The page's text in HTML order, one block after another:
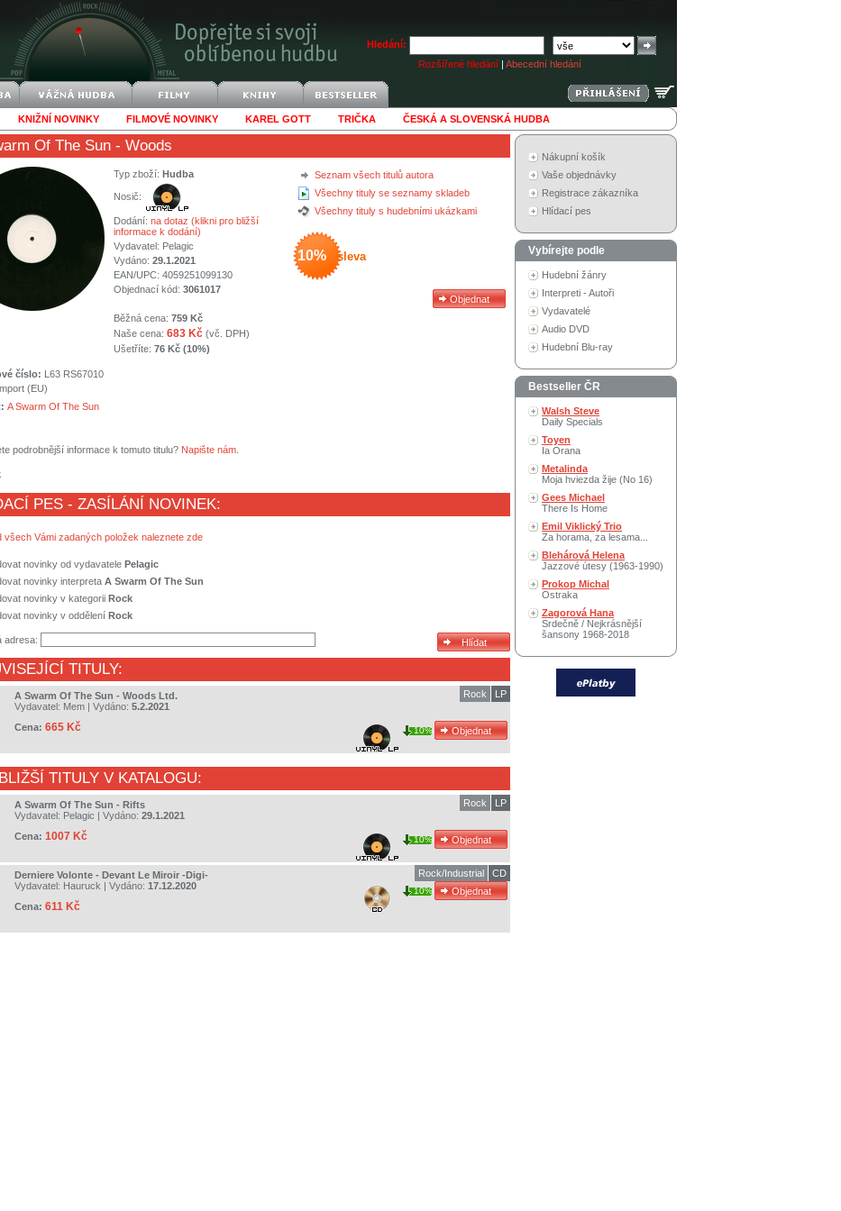
Hledání:
Rozšířené hledání | Abecední hledání
KNIŽNÍ NOVINKY FILMOVÉ NOVINKY KAREL GOTT TRIČKA ČESKÁ A SLOVENSKÁ HUDBA
Of The Sun - Woods
Seznam všech titulů autora
Všechny tituly se seznamy skladeb
Všechny tituly s hudebními ukázkami
10% sleva
Typ zboží: Hudba
Nosič:
Dodání: na dotaz (klikni pro bližší
informace k dodání)
Vydavatel: Pelagic
Vydáno: 29.1.2021
EAN/UPC: 4059251099130
Objednací kód: 3061017
Běžná cena: 759 Kč
Naše cena: 683 Kč (vč. DPH)
Ušetříte: 76 Kč (10%)
číslo: L63 RS67010
(EU)
A Swarm Of The Sun
podrobnější informace k tomuto titulu? Napište nám
PES - ZASÍLÁNÍ NOVINEK:
všech Vámi zadaných položek naleznete zde
novinky od vydavatele Pelagic
novinky interpreta A Swarm Of The Sun
novinky v kategorii Rock
novinky v oddělení Rock
adresa:
TITULY:
A Swarm Of The Sun - Woods Ltd.
Vydavatel: Mem | Vydáno: 5.2.2021
Cena: 665 Kč
LP
Rock
10%
TITULY V KATALOGU:
A Swarm Of The Sun - Rifts
Vydavatel: Pelagic | Vydáno: 29.1.2021
Cena: 1007 Kč
LP
Rock
10%
Derniere Volonte - Devant Le Miroir -Digi-
Vydavatel: Hauruck | Vydáno: 17.12.2020
Cena: 611 Kč
CD
Rock/Industrial
10%
Nákupní košík
Vaše objednávky
Registrace zákazníka
Hlídací pes
Vybírejte podle
Hudební žánry
Interpreti - Autoři
Vydavatelé
Audio DVD
Hudební Blu-ray
Bestseller ČR
Walsh Steve
Daily Specials
Toyen
Ia Orana
Metalinda
Moja hviezda žije (No 16)
Gees Michael
There Is Home
Emil Viklický Trio
Za horama, za lesama...
Blehárová Helena
Jazzové útesy (1963-1990)
Prokop Michal
Ostraka
Zagorová Hana
Srdečně / Nejkrásnější
šansony 1968-2018